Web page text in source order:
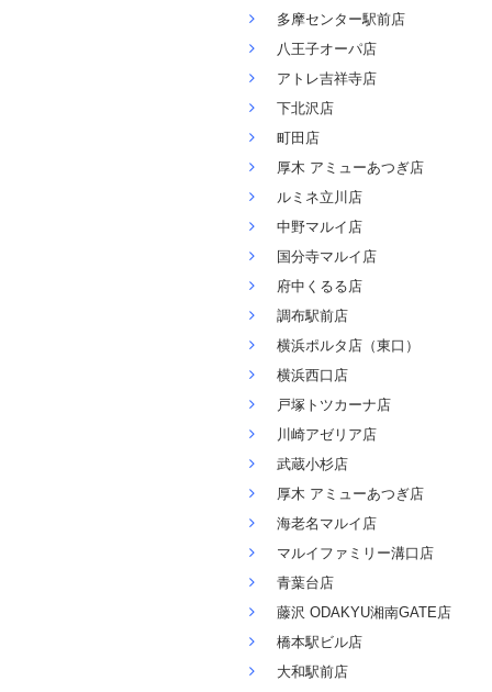
多摩センター駅前店
八王子オーパ店
アトレ吉祥寺店
下北沢店
町田店
厚木 アミューあつぎ店
ルミネ立川店
中野マルイ店
国分寺マルイ店
府中くるる店
調布駅前店
横浜ポルタ店（東口）
横浜西口店
戸塚トツカーナ店
川崎アゼリア店
武蔵小杉店
厚木 アミューあつぎ店
海老名マルイ店
マルイファミリー溝口店
青葉台店
藤沢 ODAKYU湘南GATE店
橋本駅ビル店
大和駅前店